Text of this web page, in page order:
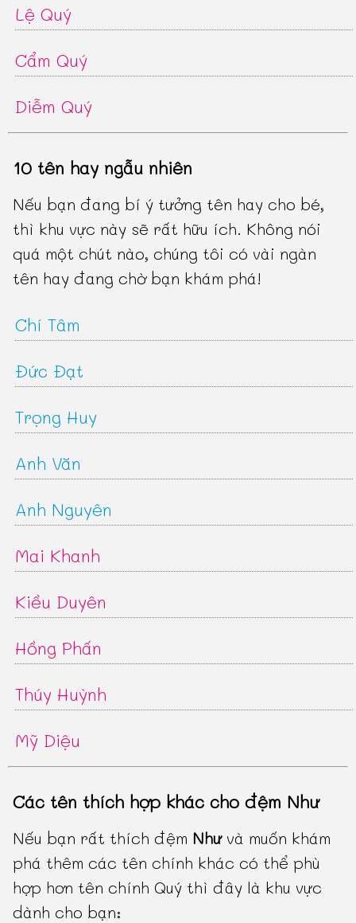
Lệ Quý
Cẩm Quý
Diễm Quý
10 tên hay ngẫu nhiên
Nếu bạn đang bí ý tưởng tên hay cho bé,
thì khu vực này sẽ rất hữu ích. Không nói
quá một chút nào, chúng tôi có vài ngàn
tên hay đang chờ bạn khám phá!
Chí Tâm
Đức Đạt
Trọng Huy
Anh Văn
Anh Nguyên
Mai Khanh
Kiều Duyên
Hồng Phấn
Thúy Huỳnh
Mỹ Diệu
Các tên thích hợp khác cho đệm Như
Nếu bạn rất thích đệm Nhưvà muốn khám
phá thêm các tên chính khác có thể phù
hợp hơn tên chính Quý thì đây là khu vực
dành cho bạn: